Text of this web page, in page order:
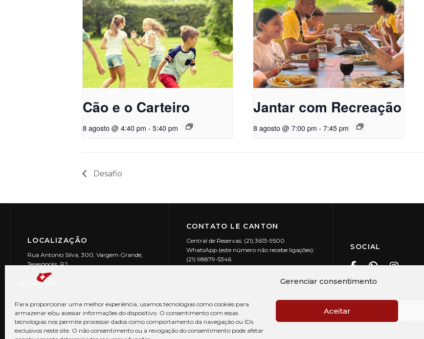
Gerenciar consentimento
Para proporcionar uma melhor experiência, usamos tecnologias como cookies para
armazenar e/ou acessar informações do dispositivo. O consentimento com essas
tecnologias nos permite processar dados como comportamento da navegação ou IDs
exclusivos neste site. O não consentimento ou a revogação do consentimento pode afetar
Aceitar
Cão e o Carteiro
8 agosto @ 4:40 pm - 5:40 pm
Jantar com Recreação
8 agosto @ 7:00 pm - 7:45 pm
Desafio
LOCALIZAÇÃO
Rua Antonio Silva, 300, Vargem Grande,
Teresópolis, RJ
CEP: 25990-150
CONTATO LE CANTON
Central de Reservas: (21) 3613-9500
WhatsApp (este número não recebe ligações):
(21) 98879-5346
SOCIAL